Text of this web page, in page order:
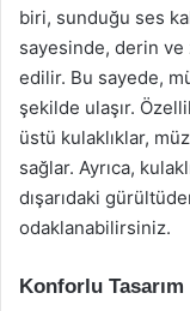
biri, sunduğu ses
sayesinde, derin
edilir. Bu sayede,
şekilde ulaşır.
üstü kulaklıklar,
sağlar. Ayrıca,
dışarıdaki
odaklanabilirsiniz.
Konforlu Tasarım